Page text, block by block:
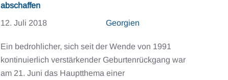
abschaffen
12. Juli 2018
Georgien
Ein bedrohlicher, sich seit der Wende von 1991
kontinuierlich verstärkender Geburtenrückgang war
am 21. Juni das Hauptthema einer